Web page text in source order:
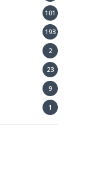
101
193
2
23
9
1